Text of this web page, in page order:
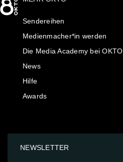
Sendereihen
Medienmacher*in werden
Die Media Academy bei OKTO
News
Hilfe
Awards
NEWSLETTER